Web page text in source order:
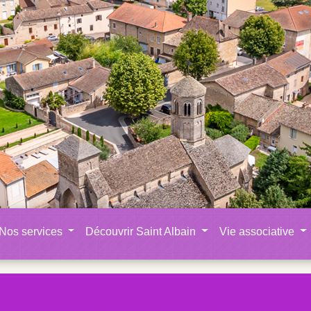
Nos services Découvrir Saint Albain Vie associative